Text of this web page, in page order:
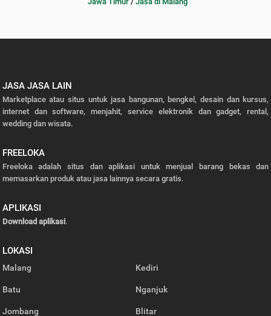
JASA JASA LAIN
Marketplace atau situs untuk jasa bangunan, bengkel, desain dan kursus,
internet dan software, menjahit, service elektronik dan gadget, rental,
wedding dan wisata.
FREELOKA
Freeloka adalah situs dan aplikasi untuk menjual barang bekas dan
memasarkan produk atau jasa lainnya secara gratis.
APLIKASI
Download aplikasi.
LOKASI
Malang Kediri
Batu Nganjuk
Jombang Blitar